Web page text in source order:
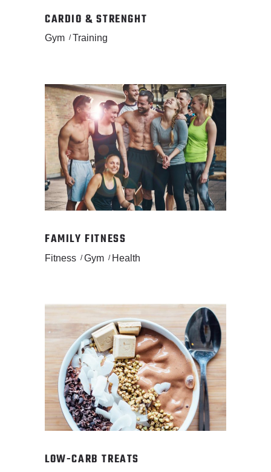
CARDIO & STRENGHT
Gym Training
FAMILY FITNESS
Fitness Gym Health
LOW-CARB TREATS